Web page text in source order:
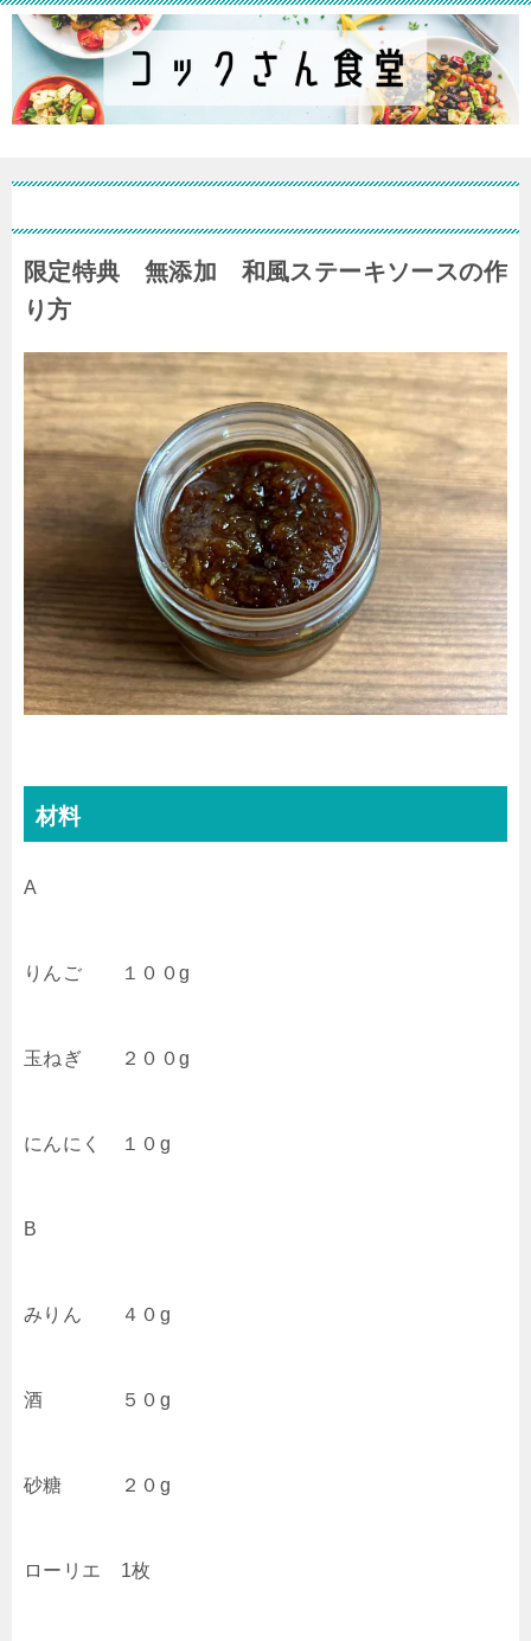
限定特典 無添加 和風ステーキソースの作
り方
材料
A
りんご １００g
玉ねぎ ２００g
にんにく １０g
B
みりん ４０g
酒 ５０g
砂糖 ２０g
ローリエ 1枚